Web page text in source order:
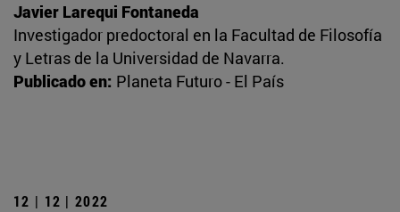
Javier Larequi Fontaneda
Investigador predoctoral en la Facultad de Filosofía
y Letras de la Universidad de Navarra.
Publicado en: Planeta Futuro - El País
12 | 12 | 2022